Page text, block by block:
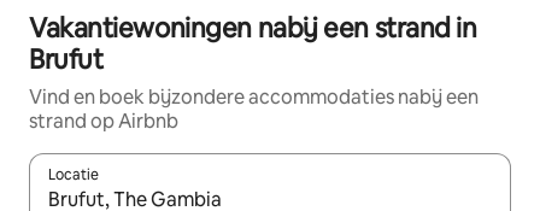
Vakantiewoningen nabij een strand in
Brufut
Vind en boek bijzondere accommodaties nabij een
strand op Airbnb
Locatie
Wanneer er suggesties beschikbaar zijn, maak je een keuze